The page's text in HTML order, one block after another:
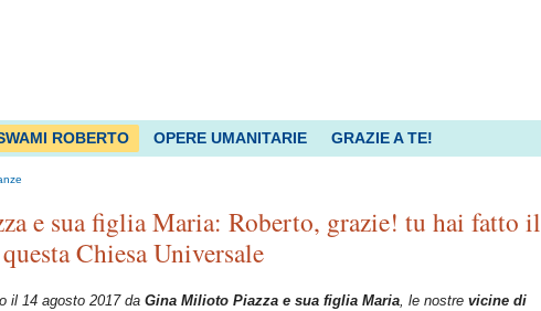
ROBERTO OPERE UMANITARIE GRAZIE A TE!
e sua figlia Maria: Roberto, grazie! tu hai fatto il
Chiesa Universale
il 14 agosto 2017 da Gina Milioto Piazza e sua figlia Maria , le nostre vicine di